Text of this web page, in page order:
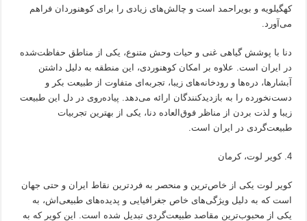
کهگیلویه و بویراحمد است و چالش‌های زیادی را برای کوهنوردان فراهم
می‌آورد.
دنا با پوشش گیاهی غنی و حیات وحش متنوع، یکی از مناطق حفاظت‌شده
در ایران است. علاوه بر امکان کوهنوردی، این منطقه به دلیل داشتن
آبشارها، دره‌ها و رودخانه‌های زیبا، تجربه‌ای متفاوت از طبیعت بکر و
دست‌نخورده را به بازدیدکنندگان ارائه می‌دهد. پیاده‌روی در دل این طبیعت
زیبا و لذت بردن از مناظر فوق‌العاده دنا، یکی از بهترین تجربیات
طبیعت‌گردی در ایران است.
کویر لوت، کرمان
کویر لوت یکی از خاص‌ترین و منحصر به فردترین نقاط ایران و حتی جهان
است که به دلیل ویژگی‌های خاص جغرافیایی و پدیده‌های طبیعی‌اش، به
یکی از محبوب‌ترین مقاصد طبیعت‌گردی تبدیل شده است. این کویر که به